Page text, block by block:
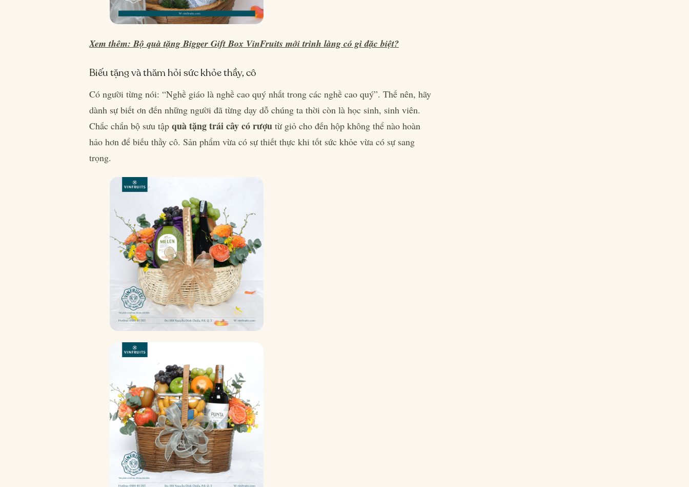
Xem thêm: Bộ quà tặng Bigger Gift Box VinFruits mới trình làng có gì đặc biệt?
Biếu tặng và thăm hỏi sức khỏe thầy, cô
Có người từng nói: “Nghề giáo là nghề cao quý nhất trong các nghề cao quý”. Thế nên, hãy
dành sự biết ơn đến những người đã từng dạy dỗ chúng ta thời còn là học sinh, sinh viên.
Chắc chắn bộ sưu tập quà tặng trái cây có rượu từ giỏ cho đến hộp không thể nào hoàn
hảo hơn để biếu thầy cô. Sản phẩm vừa có sự thiết thực khi tốt sức khỏe vừa có sự sang
trọng.